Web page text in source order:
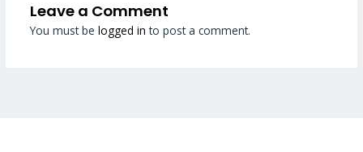
Leave a Comment
You must be logged in to post a comment.